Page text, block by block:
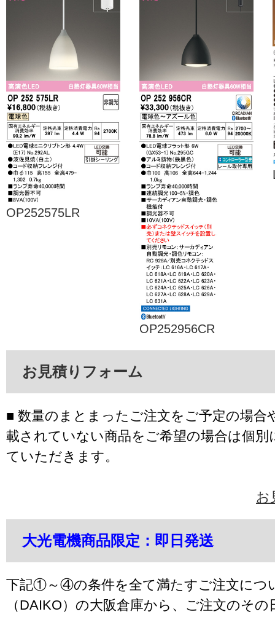
OP252575LR
OP252956CR
お見積りフォーム
■ 数量のまとまったご注文をご予定の場合
載されていない商品をご希望の場合は個別
ていただきます。
お
大光電機商品限定：即日発送
下記①～④の条件を全て満たすご注文につ
（DAIKO）の大阪倉庫から、ご注文のそ